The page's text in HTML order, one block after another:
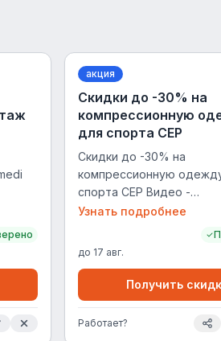
акция
Скидки до -30% на
компрессионную
для спорта CEP
Скидки до -30% на
компрессионную
спорта CEP Видео -
https://disk.360.yandex.ru/
Узнать подробнее
до 17 авг.
Получить
Работает?